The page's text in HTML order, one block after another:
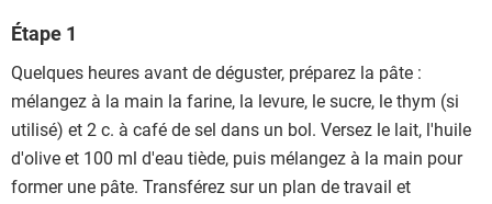
Étape 1
Quelques heures avant de déguster, préparez la pâte :
mélangez à la main la farine, la levure, le sucre, le thym (si
utilisé) et 2 c. à café de sel dans un bol. Versez le lait, l'huile
d'olive et 100 ml d'eau tiède, puis mélangez à la main pour
former une pâte. Transférez sur un plan de travail et